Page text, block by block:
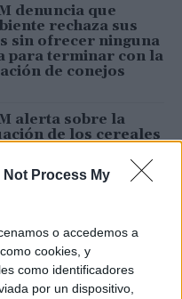
Not Process My
o accedemos a
cookies, y
como identificadores
por un dispositivo,
denuncia que
rechaza sus
sin ofrecer ninguna
para terminar con la
de conejos
alerta sobre la
de los cereales
de Estado de
La Mancha
una cesión más en
agua»